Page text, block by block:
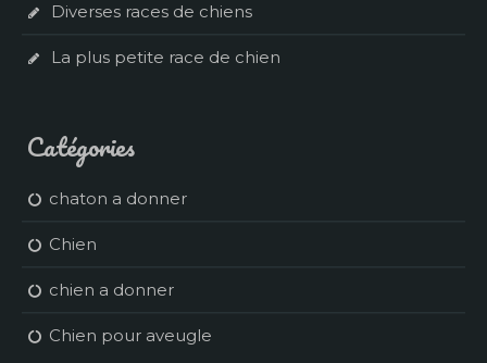
Diverses races de chiens
La plus petite race de chien
Catégories
chaton a donner
Chien
chien a donner
Chien pour aveugle